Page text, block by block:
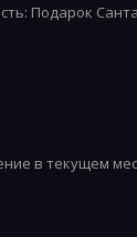
Подарок
в текущем